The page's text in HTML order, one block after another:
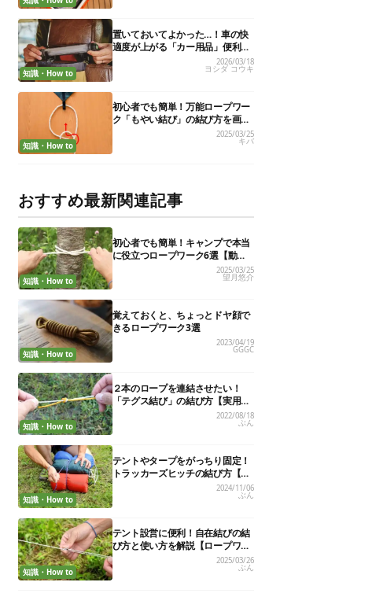
知識・How to
置いておいてよかった…！車の快
適度が上がる「カー用品」便利グ
ッズ27選
2026/03/18
ヨシダ コウキ
知識・How to
初心者でも簡単！万能ロープワー
ク「もやい結び」の結び方を画像
2025/03/25
キバ
おすすめ最新関連記事
知識・How to
初心者でも簡単！キャンプで本当
に役立つロープワーク6選【動画
2025/03/25
望月悠介
知識・How to
覚えておくと、ちょっとドヤ顔で
きるロープワーク3選
2023/04/19
GGGC
知識・How to
２本のロープを連結させたい！
「テグス結び」の結び方【実用的
ロープワークvol.７】
2022/08/18
ぶん
知識・How to
テントやタープをがっちり固定！
トラッカーズヒッチの結び方【実
用的ロープワークvol.6】
2024/11/06
ぶん
知識・How to
テント設営に便利！自在結びの結
び方と使い方を解説【ロープワー
ク】
2025/03/26
ぶん